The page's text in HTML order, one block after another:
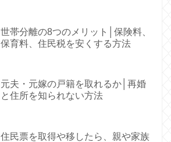
世帯分離の8つのメリット│保険料、
保育料、住民税を安くする方法
元夫・元嫁の戸籍を取れるか│再婚
と住所を知られない方法
住民票を取得や移したら、親や家族